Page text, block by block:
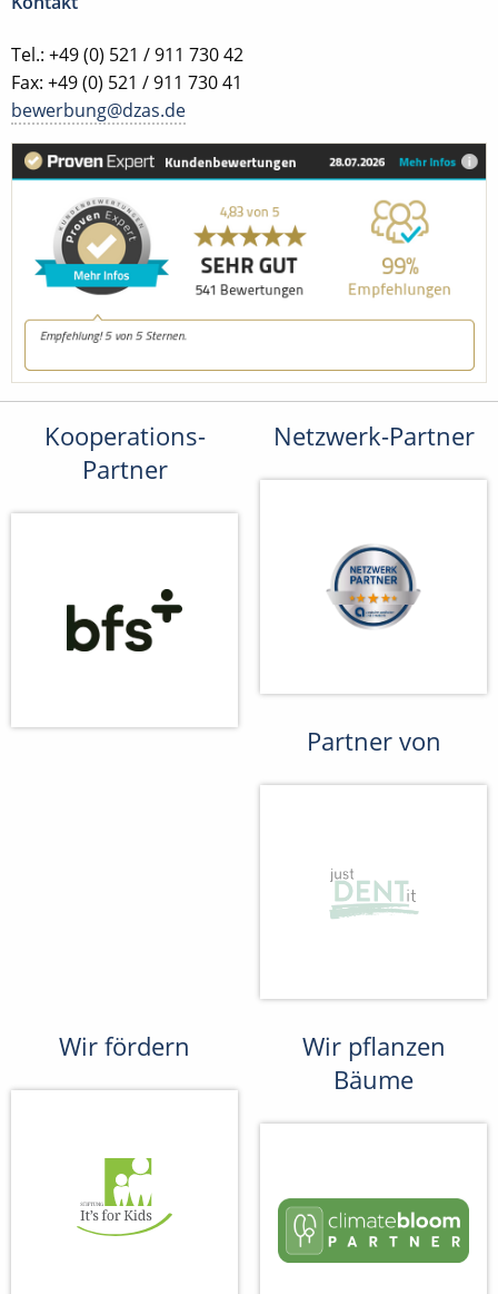
Tel.: +49 (0) 521 / 911 730 42
Fax: +49 (0) 521 / 911 730 41
bewerbung@dzas.de
Kooperations-
Partner
Netzwerk-Partner
Partner von
Wir fördern
Wir pflanzen
Bäume